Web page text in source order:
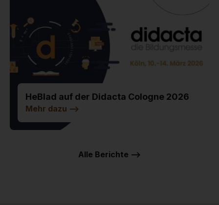
HeBlad auf der Didacta Cologne 2026
Mehr dazu -->
Alle Berichte -->